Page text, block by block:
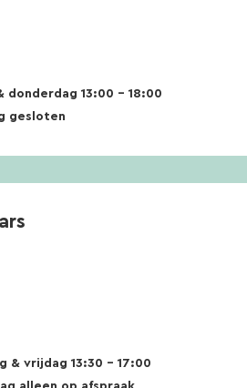
donderdag 13:00 – 18:00
gesloten
& vrijdag 13:30 – 17:00